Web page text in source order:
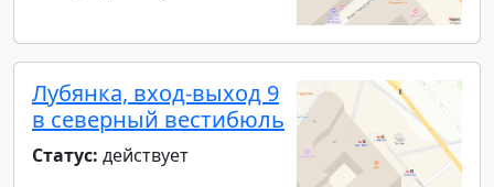
Лубянка, вход-выход 9
в северный вестибюль
Статус: действует